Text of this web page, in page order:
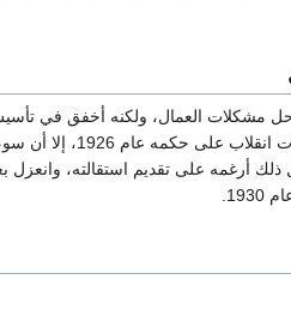
حل مشكلات العمال، ولكنه أخفق في
إسبانية وتوحيدها. صمد ريفيرا
أرغمه على تقديم استقالته، وانعزل